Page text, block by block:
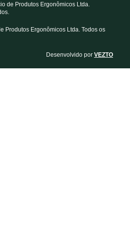
de Produtos Ergonômicos Ltda.
Produtos Ergonômicos Ltda. Todos os
Desenvolvido por VEZTO